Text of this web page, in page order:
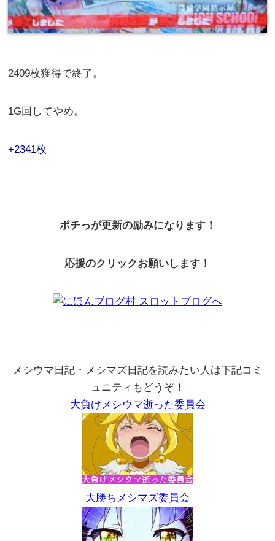
2409枚獲得で終了。
1G回してやめ。
+2341枚
ポチっが更新の励みになります！
応援のクリックお願いします！
メシウマ日記・メシマズ日記を読みたい人は下記コミ
ュニティもどうぞ！
大負けメシウマ逝った委員会
大勝ちメシマズ委員会